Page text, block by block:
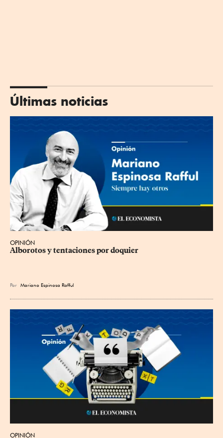
Últimas noticias
OPINIÓN
Alborotos y tentaciones por doquier
Por Mariano Espinosa Rafful
OPINIÓN